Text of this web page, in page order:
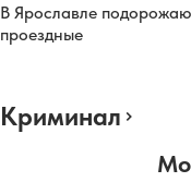
В Ярославле
проездные
Криминал